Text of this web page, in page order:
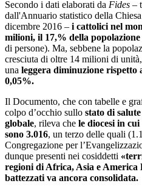
Secondo i dati elaborati da Fides –
dall'Annuario statistico della
dicembre 2016 – i cattolici nel
milioni, il 17,% della
di persone). Ma, sebbene la
cresciuta di oltre 14 milioni di
una leggera diminuzione rispetto
0,05%.
Il Documento, che con tabelle e
colpo d’occhio sullo stato di
globale, rileva che le diocesi in
sono 3.016, un terzo delle quali
Congregazione per
dunque presenti nei cosiddetti
regioni di Africa, Asia e America
battezzati va ancora consolidata.